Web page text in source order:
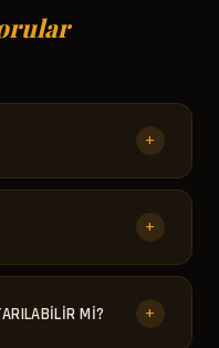
+
15-30 dakika
+
ekranda veya ayarlar
MI? +